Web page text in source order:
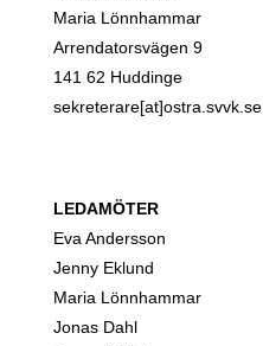
Maria Lönnhammar
Arrendatorsvägen 9
141 62 Huddinge
sekreterare[at]ostra.svvk.se
LEDAMÖTER
Eva Andersson
Jenny Eklund
Maria Lönnhammar
Jonas Dahl